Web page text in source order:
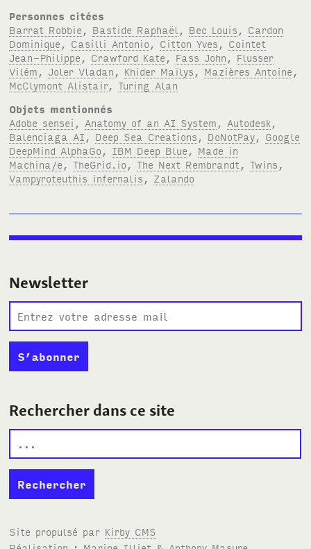
Personnes citées
Barrat Robbie , Bastide Raphaël , Bec Louis , Cardon
Dominique , Casilli Antonio , Citton Yves , Cointet
Jean-Philippe , Crawford Kate , Fass John , Flusser
Vilém , Joler Vladan , Khider Maïlys , Mazières Antoine ,
McClymont Alistair,Turing Alan
Objets mentionnés
Adobe sensei , Anatomy of an AI System , Autodesk,
Balenciaga AI , Deep Sea Creations , DoNotPay, Google
DeepMind AlphaGo , IBM Deep Blue , Made in
Machina/e ,TheGrid.io ,The Next Rembrandt ,Twins ,
Vampyroteuthis infernalis , Zalando
Newsletter
Rechercher dans ce site
Site propulsé par Kirby CMS